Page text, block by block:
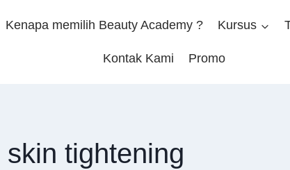
Kenapa memilih Beauty Academy ? Kursus
Kontak Kami Promo
tightening